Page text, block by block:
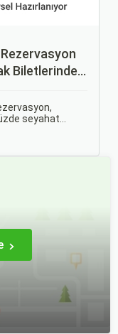
Biletlerinde
Nasıl
Sağlanır?
seyahat